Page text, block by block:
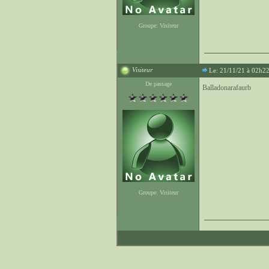
Groupe: Visiteur
Visiteur Le: 21/11/21 à 02h22
De passage
Groupe: Visiteur
Balladonarafaurb